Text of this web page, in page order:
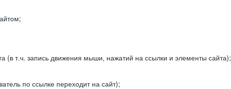
т.ч. запись движения мыши, нажатий на ссылки и элементы сайта);
по ссылке переходит на сайт);